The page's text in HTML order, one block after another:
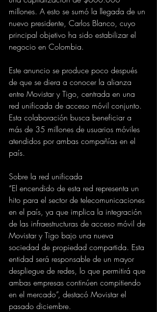
millones. A esto se sumó la llegada de un
nuevo presidente, Carlos Blanco, cuyo
principal objetivo ha sido estabilizar el
negocio en Colombia.
Este anuncio se produce poco después
de que se diera a conocer la alianza
entre Movistar y Tigo, centrada en una
red unificada de acceso móvil conjunto.
Esta colaboración busca beneficiar a
más de 35 millones de usuarios móviles
atendidos por ambas compañías en el
país.
Sobre la red unificada
“El encendido de esta red representa un
hito para el sector de telecomunicaciones
en el país, ya que implica la integración
de las infraestructuras de acceso móvil de
Movistar y Tigo bajo una nueva
sociedad de propiedad compartida. Esta
entidad será responsable de un mayor
despliegue de redes, lo que permitirá que
ambas empresas continúen compitiendo
en el mercado”, destacó Movistar el
pasado diciembre.